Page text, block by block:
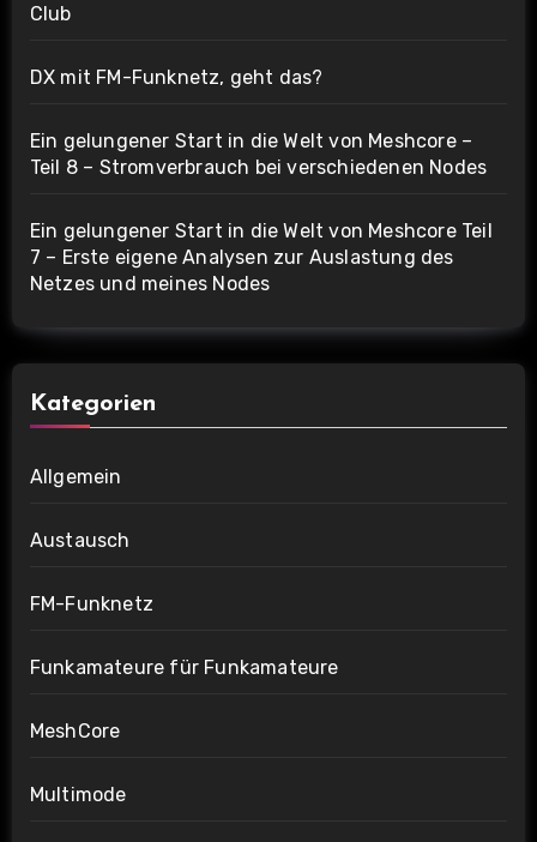
Club
DX mit FM-Funknetz, geht das?
Ein gelungener Start in die Welt von Meshcore –
Teil 8 – Stromverbrauch bei verschiedenen Nodes
Ein gelungener Start in die Welt von Meshcore Teil
7 – Erste eigene Analysen zur Auslastung des
Netzes und meines Nodes
Kategorien
Allgemein
Austausch
FM-Funknetz
Funkamateure für Funkamateure
MeshCore
Multimode